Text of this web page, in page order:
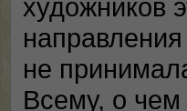
художников
не
Всему, о чем